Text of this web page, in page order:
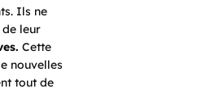
Ils ne
de leur
Cette
nouvelles
tout de